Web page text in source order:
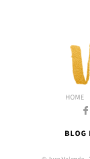
HOME
BLOG